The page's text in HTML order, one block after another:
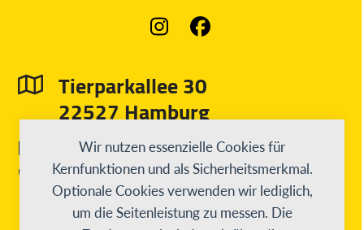
Wir nutzen essenzielle Cookies für
Kernfunktionen und als Sicherheitsmerkmal.
Optionale Cookies verwenden wir lediglich,
um die Seitenleistung zu messen. Die
InstagramFacebook
Tierparkallee 30
22527 Hamburg
info@diesterweg-stiftung.de
040 31 97 55 3 - 0